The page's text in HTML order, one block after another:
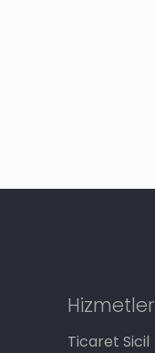
Hizmetler
Ticaret Sicil